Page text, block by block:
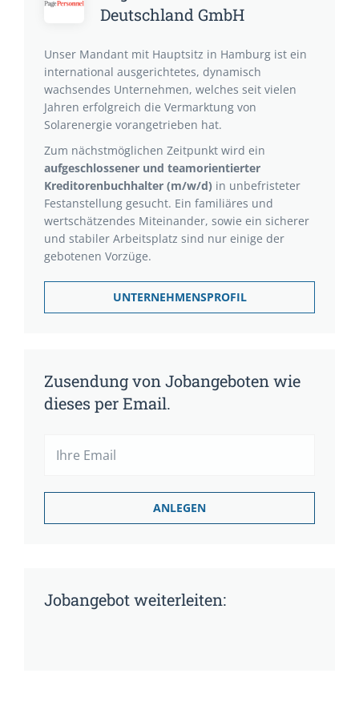
Deutschland GmbH
Unser Mandant mit Hauptsitz in Hamburg ist ein
international ausgerichtetes, dynamisch
wachsendes Unternehmen, welches seit vielen
Jahren erfolgreich die Vermarktung von
Solarenergie vorangetrieben hat.
Zum nächstmöglichen Zeitpunkt wird ein
aufgeschlossener und teamorientierter
Kreditorenbuchhalter (m/w/d) in unbefristeter
Festanstellung gesucht. Ein familiäres und
wertschätzendes Miteinander, sowie ein sicherer
und stabiler Arbeitsplatz sind nur einige der
gebotenen Vorzüge.
UNTERNEHMENSPROFIL
Zusendung von Jobangeboten wie
dieses per Email.
Jobangebot weiterleiten: